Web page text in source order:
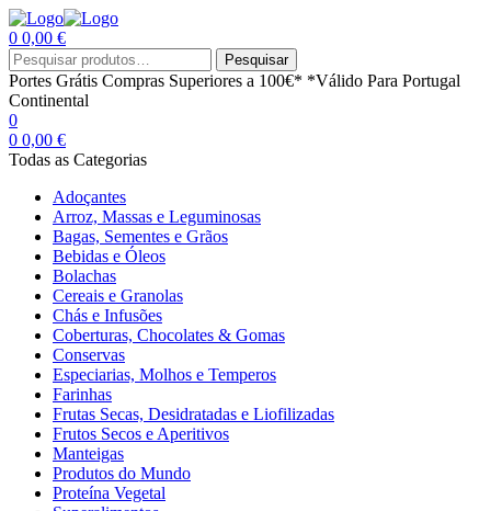
0 0,00 €
Menu
Procurar
por:
Pesquisar
Portes Grátis Compras Superiores a 100€* *Válido Para Portugal
Continental
0
0 0,00 €
Todas as Categorias
Adoçantes
Arroz, Massas e Leguminosas
Bagas, Sementes e Grãos
Bebidas e Óleos
Bolachas
Cereais e Granolas
Chás e Infusões
Coberturas, Chocolates & Gomas
Conservas
Especiarias, Molhos e Temperos
Farinhas
Frutas Secas, Desidratadas e Liofilizadas
Frutos Secos e Aperitivos
Manteigas
Produtos do Mundo
Proteína Vegetal